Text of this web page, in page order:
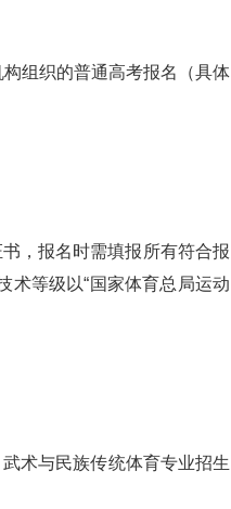
组织的普通高考报名（具体
，报名时需填报所有符合报
术等级以“国家体育总局运动
术与民族传统体育专业招生